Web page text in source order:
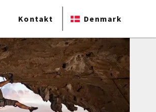
Kontakt Denmark